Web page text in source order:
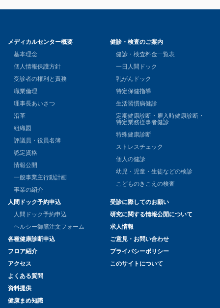
メディカルセンター概要
基本理念
個人情報保護方針
受診者の権利と責務
職業倫理
理事長あいさつ
沿革
組織図
評議員・役員名簿
認定資格
情報公開
一般事業主行動計画
事業の紹介
健診・検査のご案内
健診・検査料金一覧表
一日人間ドック
乳がんドック
特定保健指導
生活習慣病健診
定期健康診断・雇入時健康診断・
特定業務従事者健診
特殊健康診断
ストレスチェック
個人の健診
幼児・児童・生徒などの検診
こどものきこえの検査
人間ドック予約申込
人間ドック予約申込
ヘルシー御膳注文フォーム
各種健康診断申込
フロア紹介
アクセス
よくある質問
資料提供
健康まめ知識
受診に際してのお願い
研究に関する情報公開について
求人情報
ご意見・お問い合わせ
プライバシーポリシー
このサイトについて